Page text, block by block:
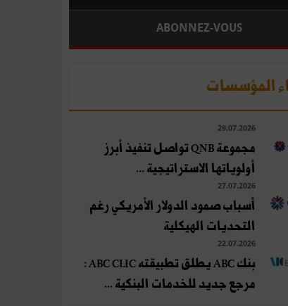
ABONNEZ-VOUS
المؤسسات
29.07.2026
مجموعة QNB تواصل تنفيذ أبرز
أولوياتها الاستراتيجية ...
27.07.2026
أسباب صمود الدولار الأمريكي رغم
التحديات الهيكلية
22.07.2026
بنك ABC يطلق تطبيقته ABC CLIC :
مرجع جديد للخدمات البنكية ...